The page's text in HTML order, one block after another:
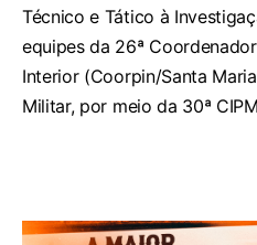
Técnico e Tático à
equipes da 26ª
Interior (Coorpin/Santa
Militar, por meio da 30ª